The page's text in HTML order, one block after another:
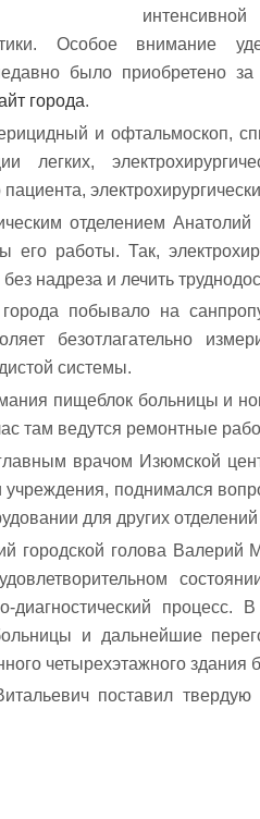
Особое внимание
было приобретено
города.
и офтальмоскоп,
легких,
отделением
его работы. Так,
надреза и лечить
побывало на
безотлагательно
системы.
пищеблок больницы и
там ведутся ремонтные
врачом Изюмской
учреждения, поднимался
для других
городской голова Валерий
диагностический
и дальнейшие
четырехэтажного здания
поставил твердую